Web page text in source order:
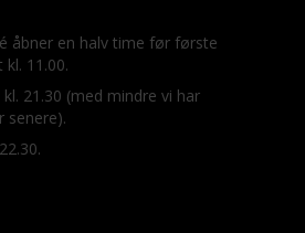
åbner en halv time før første
11.00.
21.30 (med mindre vi har
senere).